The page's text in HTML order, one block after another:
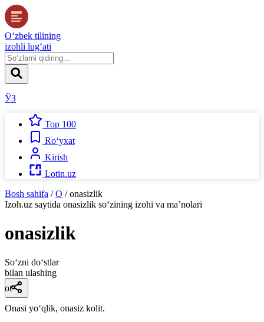
O‘zbek tilining
izohli lug‘ati
ЎЗ
Top 100
Ro‘yxat
Kirish
Lotin.uz
Bosh sahifa / O / onasizlik
Izoh.uz saytida onasizlik so‘zining izohi va ma’nolari
onasizlik
So‘zni do‘stlar
bilan ulashing
ot
Onasi yoʻqlik, onasiz kolit.